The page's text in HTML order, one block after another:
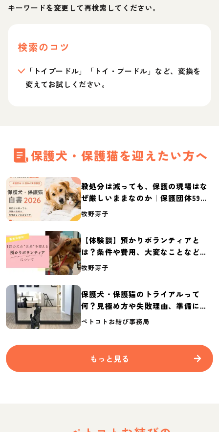
キーワードを変更して再検索してください。
検索のコツ
「トイプードル」「トイ・プードル」など、変換を
変えてお試しください。
保護犬・保護猫を迎えたい方へ
殺処分は減っても、保護の現場はな
ぜ厳しいままなのか｜保護団体59団
体の実態調査【保護犬・保護猫白書
牧野芽子
【体験談】預かりボランティアと
は？条件や費用、大変なことなど紹
介
牧野芽子
保護犬・保護猫のトライアルって
何？見極め方や失敗理由、準備に必
要なものを紹介
ペトコトお結び事務局
もっと見る